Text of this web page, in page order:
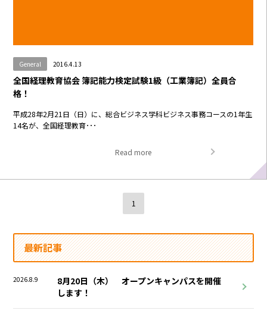
General 2016.4.13
全国経理教育協会 簿記能力検定試験1級（工業簿記）全員合
格！
平成28年2月21日（日）に、総合ビジネス学科ビジネス事務コースの1年生
14名が、全国経理教育･･･
Read more
1
最新記事
2026.8.9
8月20日（木） オープンキャンパスを開催
します！